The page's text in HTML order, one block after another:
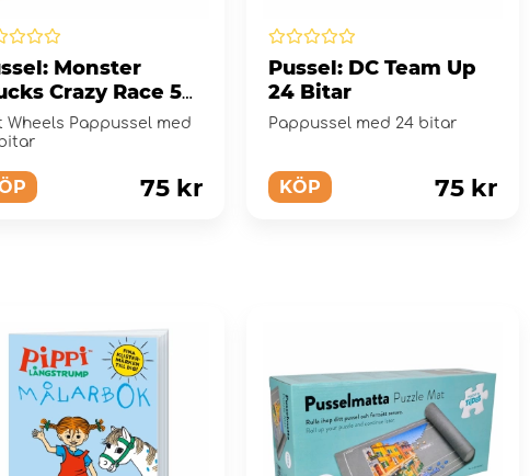
Monster
Crazy Race 50
Wheels Pappussel med
75 kr
Pussel: DC Team Up
24 Bitar
Pappussel med 24 bitar
KÖP 75 kr